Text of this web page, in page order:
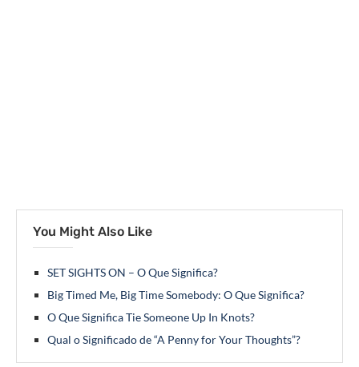
You Might Also Like
SET SIGHTS ON – O Que Significa?
Big Timed Me, Big Time Somebody: O Que Significa?
O Que Significa Tie Someone Up In Knots?
Qual o Significado de “A Penny for Your Thoughts”?